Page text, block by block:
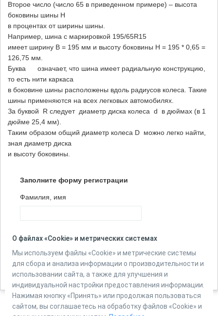
Второе число (число 65 в приведенном примере) – высота
боковины шины Н
в процентах от ширины шины.
Например, шина с маркировкой 195/65R15
имеет ширину В = 195 мм и высоту боковины Н = 195 * 0,65 =
126,75 мм.
Буква означает, что шина имеет радиальную конструкцию,
то есть нити каркаса
в боковине шины расположены вдоль радиусов колеса. Такие
шины применяются на всех легковых автомобилях.
За буквой R следует диаметр диска колеса d в дюймах (в 1
дюйме 25,4 мм).
Таким образом общий диаметр колеса D можно легко найти,
зная диаметр диска
и высоту боковины.
Заполните форму регистрации
Фамилия, имя
Количество вопросов в тесте:5
Автор: Задачи банка ФИПИ
Источник: Как решать задачи 1-5 "Шины" на сайте math4everyone.info
О файлах «Cookie» и метрических системах
Мы используем файлы «Cookie» и метрические системы
для сбора и анализа информации о производительности и
использовании сайта, а также для улучшения и
индивидуальной настройки предоставления информации.
Нажимая кнопку «Принять» или продолжая пользоваться
сайтом, вы соглашаетесь на обработку файлов «Cookie» и